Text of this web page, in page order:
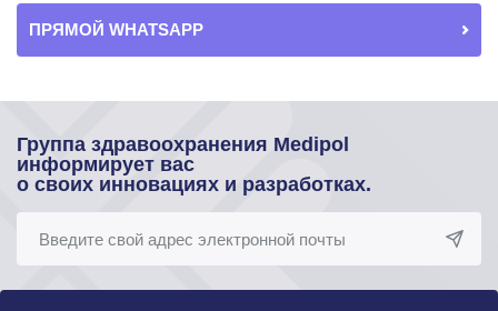
ПРЯМОЙ WHATSAPP
Группа здравоохранения Medipol
информирует вас
о своих инновациях и разработках.